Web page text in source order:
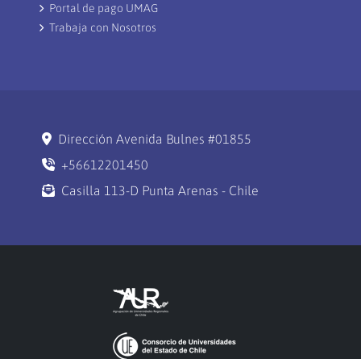
Portal de pago UMAG
Trabaja con Nosotros
Dirección Avenida Bulnes #01855
+56612201450
Casilla 113-D Punta Arenas - Chile